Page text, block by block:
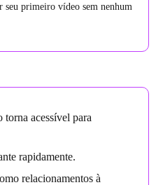
seu primeiro vídeo sem nenhum
torna acessível para
rapidamente.
relacionamentos à